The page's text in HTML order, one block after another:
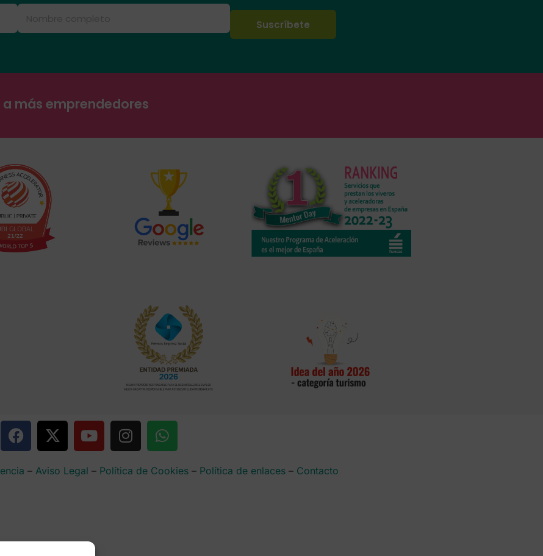
más emprendedores
– Aviso Legal – Política de Cookies– Política de enlaces– Contacto